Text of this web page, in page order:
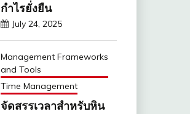
กำไรยั่งยืน
July 24, 2025
Management Frameworks
and Tools
Time Management
จัดสรรเวลาสำหรับหิน